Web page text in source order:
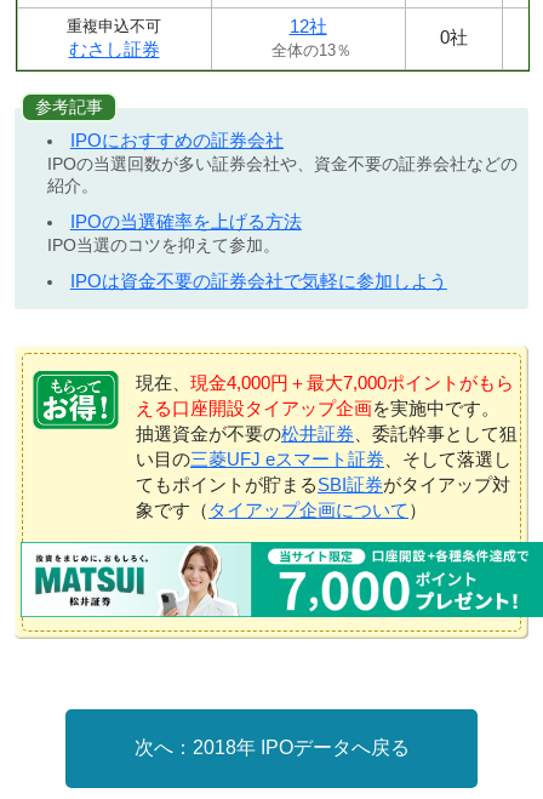
重複申込不可
むさし証券
12社
全体の13％
0社
参考記事
IPOにおすすめの証券会社
IPOの当選回数が多い証券会社や、資金不要の証券会社などの
紹介。
IPOの当選確率を上げる方法
IPO当選のコツを抑えて参加。
IPOは資金不要の証券会社で気軽に参加しよう
現在、 現金4,000円＋最大7,000ポイントがもら
える口座開設タイアップ企画を実施中です。
抽選資金が不要の松井証券 、委託幹事として狙
い目の三菱UFJ eスマート証券 、そして落選し
てもポイントが貯まるSBI証券がタイアップ対
象です（ タイアップ企画について ）
2018年 IPOデータへ戻る